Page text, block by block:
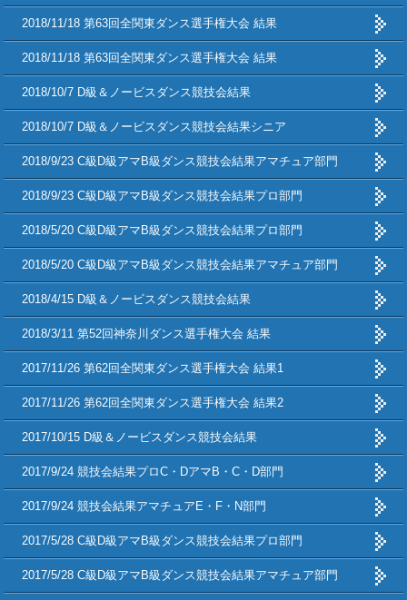
2018/11/18 第63回全関東ダンス選手権大会 結果
2018/11/18 第63回全関東ダンス選手権大会 結果
2018/10/7 D級＆ノービスダンス競技会結果
2018/10/7 D級＆ノービスダンス競技会結果シニア
2018/9/23 C級D級アマB級ダンス競技会結果アマチュア部門
2018/9/23 C級D級アマB級ダンス競技会結果プロ部門
2018/5/20 C級D級アマB級ダンス競技会結果プロ部門
2018/5/20 C級D級アマB級ダンス競技会結果アマチュア部門
2018/4/15 D級＆ノービスダンス競技会結果
2018/3/11 第52回神奈川ダンス選手権大会 結果
2017/11/26 第62回全関東ダンス選手権大会 結果1
2017/11/26 第62回全関東ダンス選手権大会 結果2
2017/10/15 D級＆ノービスダンス競技会結果
2017/9/24 競技会結果プロC・DアマB・C・D部門
2017/9/24 競技会結果アマチュアE・F・N部門
2017/5/28 C級D級アマB級ダンス競技会結果プロ部門
2017/5/28 C級D級アマB級ダンス競技会結果アマチュア部門